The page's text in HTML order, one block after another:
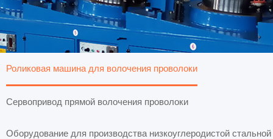
Роликовая машина для волочения проволоки
Сервопривод прямой волочения проволоки
Оборудование для производства низкоуглеродистой стальной